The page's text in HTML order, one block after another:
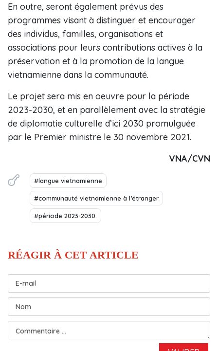
En outre, seront également prévus des
programmes visant à distinguer et encourager
des individus, familles, organisations et
associations pour leurs contributions actives à la
préservation et à la promotion de la langue
vietnamienne dans la communauté.
Le projet sera mis en oeuvre pour la période
2023-2030, et en parallèlement avec la stratégie
de diplomatie culturelle d’ici 2030 promulguée
par le Premier ministre le 30 novembre 2021.
VNA/CVN
#langue vietnamienne
#communauté vietnamienne à l’étranger
#période 2023-2030.